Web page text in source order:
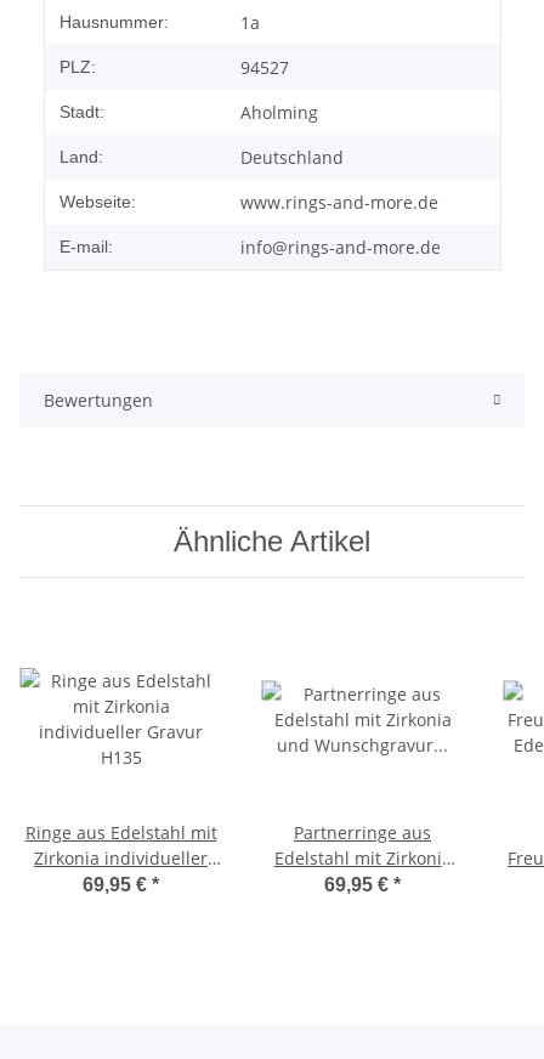
Hausnummer: 1a
PLZ: 94527
Stadt: Aholming
Land: Deutschland
Webseite: www.rings-and-more.de
E-mail: info@rings-and-more.de
Bewertungen
Ähnliche Artikel
Ringe aus Edelstahl mit
Zirkonia individueller
Gravur H135
69,95 € *
Partnerringe aus
Edelstahl mit Zirkonia
und Wunschgravur
69,95 € *